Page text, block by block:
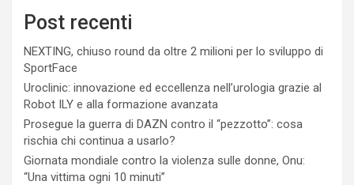
Post recenti
NEXTING, chiuso round da oltre 2 milioni per lo sviluppo di
SportFace
Uroclinic: innovazione ed eccellenza nell’urologia grazie al
Robot ILY e alla formazione avanzata
Prosegue la guerra di DAZN contro il “pezzotto”: cosa
rischia chi continua a usarlo?
Giornata mondiale contro la violenza sulle donne, Onu:
“Una vittima ogni 10 minuti”